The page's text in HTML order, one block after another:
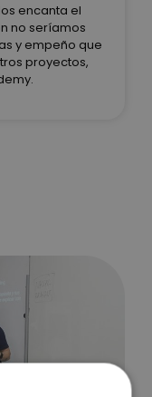
encanta el
no seríamos
y empeño que
proyectos,